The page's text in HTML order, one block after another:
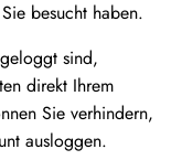
besucht haben.
sind,
direkt Ihrem
Sie verhindern,
ausloggen.